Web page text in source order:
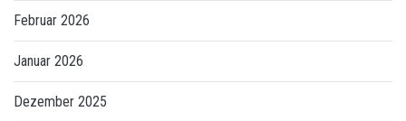
Februar 2026
Januar 2026
Dezember 2025